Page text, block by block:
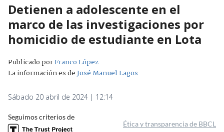
Detienen a adolescente en el
marco de las investigaciones por
homicidio de estudiante en Lota
Publicado porFranco López
La información es deJosé Manuel Lagos
Sábado 20 abril de 2024 | 12:14
Seguimos criterios de
Ética y transparencia de BBCL